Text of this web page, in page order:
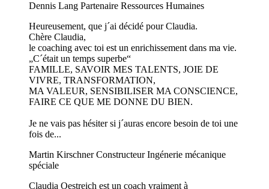
Dennis Lang Partenaire Ressources Humaines
Heureusement, que j´ai décidé pour Claudia.
Chère Claudia,
le coaching avec toi est un enrichissement dans ma vie.
„C´était un temps superbe“
FAMILLE, SAVOIR MES TALENTS, JOIE DE
VIVRE, TRANSFORMATION,
MA VALEUR, SENSIBILISER MA CONSCIENCE,
FAIRE CE QUE ME DONNE DU BIEN.
Je ne vais pas hésiter si j´auras encore besoin de toi une
fois de...
Martin KirschnerConstructeur Ingénerie mécanique
spéciale
Claudia Oestreich est un coach vraiment à